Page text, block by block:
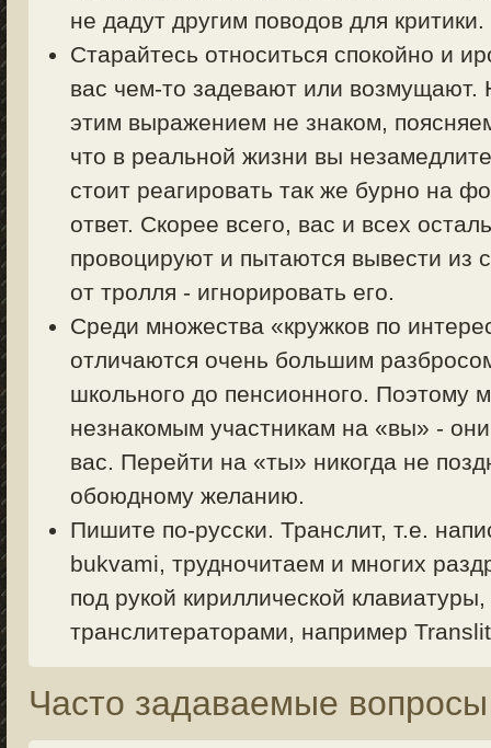
не дадут другим поводов для критики.
Старайтесь относиться спокойно и
вас чем-то задевают или возмущают.
этим выражением не знаком,
что в реальной жизни вы
стоит реагировать так же бурно на
ответ. Скорее всего, вас и всех
провоцируют и пытаются вывести из
от тролля - игнорировать его.
Среди множества «кружков по
отличаются очень большим
школьного до пенсионного. Поэтому
незнакомым участникам на «вы» -
вас. Перейти на «ты» никогда не
обоюдному желанию.
Пишите по-русски. Транслит, т.е.
bukvami, трудночитаем и многих
под рукой кириллической
транслитераторами, например
Часто задаваемые вопросы